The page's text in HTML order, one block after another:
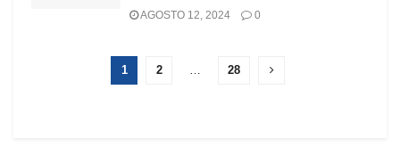
AGOSTO 12, 2024 0
1 2 … 28